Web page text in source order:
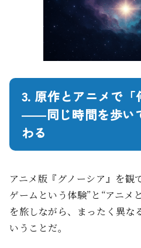
3. 原作とアニメで「
――同じ時間を歩い
わる
アニメ版『グノーシア』を観
ゲームという体験”と“アニメ
を旅しながら、まったく異な
いうことだ。